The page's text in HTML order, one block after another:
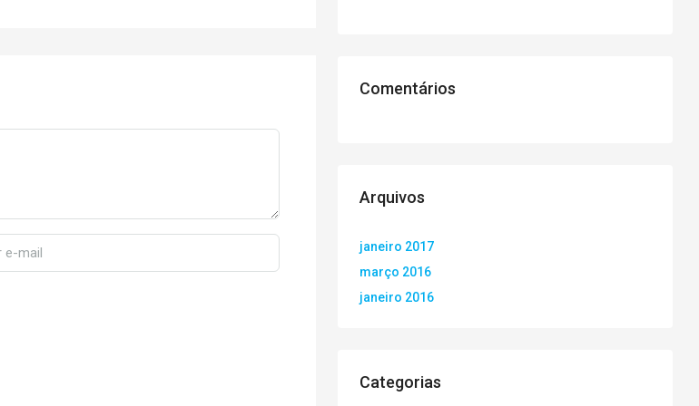
Comentários
Arquivos
janeiro 2017
março 2016
janeiro 2016
Categorias